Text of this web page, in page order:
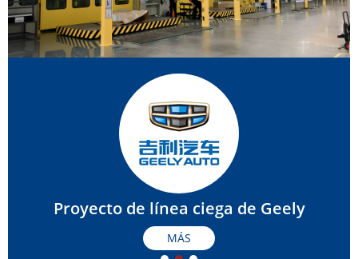
Proyecto de línea ciega de Geely
MÁS